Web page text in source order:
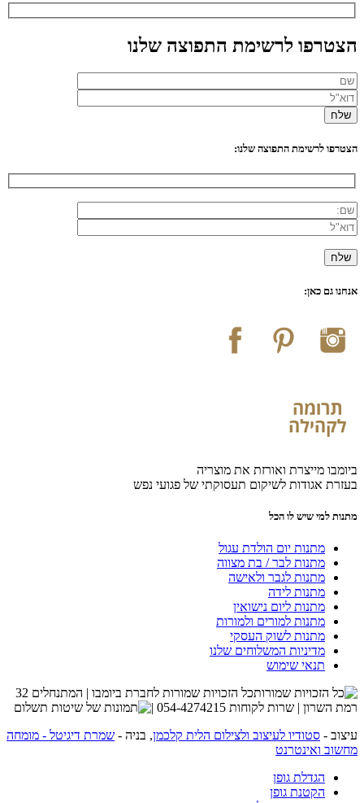
הצטרפו לרשימת התפוצה שלנו
הצטרפו לרשימת התפוצה שלנו:
אנחנו גם כאן:
ביומבו מייצרת ואורזת את מוצריה
בעזרת אגודות לשיקום תעסוקתי של פגועי נפש
מתנות למי שיש לו הכל
מתנות יום הולדת עגול
מתנות לבר / בת מצווה
מתנות לגבר ולאישה
מתנות לידה
מתנות ליום נישואין
מתנות למורים ולמורות
מתנות לשוק העסקי
מדיניות המשלוחים שלנו
תנאי שימוש
כל הזכויות שמורות לחברת ביומבו | המתנחלים 32
רמת השרון | שרות לקוחות 054-4274215 |
עיצוב - סטודיו לעיצוב ולצילום הלית קלכמן, בניה - שמרת דיגיטל - מומחה
מחשוב ואינטרנט
הגדלת גופן
הקטנת גופן